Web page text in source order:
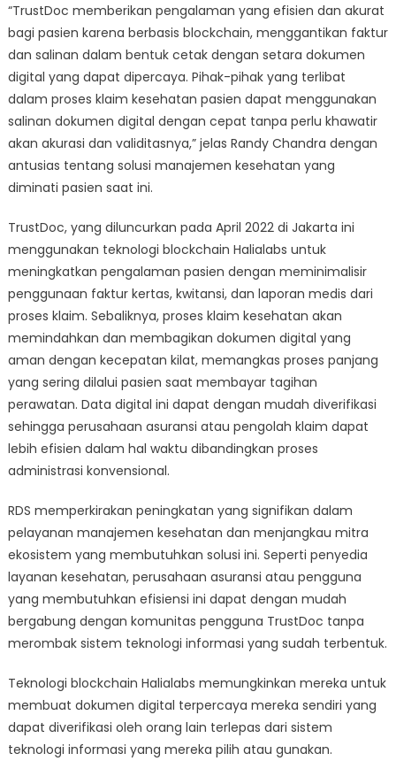
“TrustDoc memberikan pengalaman yang efisien dan akurat
bagi pasien karena berbasis blockchain, menggantikan faktur
dan salinan dalam bentuk cetak dengan setara dokumen
digital yang dapat dipercaya. Pihak-pihak yang terlibat
dalam proses klaim kesehatan pasien dapat menggunakan
salinan dokumen digital dengan cepat tanpa perlu khawatir
akan akurasi dan validitasnya,” jelas Randy Chandra dengan
antusias tentang solusi manajemen kesehatan yang
diminati pasien saat ini.
TrustDoc, yang diluncurkan pada April 2022 di Jakarta ini
menggunakan teknologi blockchain Halialabs untuk
meningkatkan pengalaman pasien dengan meminimalisir
penggunaan faktur kertas, kwitansi, dan laporan medis dari
proses klaim. Sebaliknya, proses klaim kesehatan akan
memindahkan dan membagikan dokumen digital yang
aman dengan kecepatan kilat, memangkas proses panjang
yang sering dilalui pasien saat membayar tagihan
perawatan. Data digital ini dapat dengan mudah diverifikasi
sehingga perusahaan asuransi atau pengolah klaim dapat
lebih efisien dalam hal waktu dibandingkan proses
administrasi konvensional.
RDS memperkirakan peningkatan yang signifikan dalam
pelayanan manajemen kesehatan dan menjangkau mitra
ekosistem yang membutuhkan solusi ini. Seperti penyedia
layanan kesehatan, perusahaan asuransi atau pengguna
yang membutuhkan efisiensi ini dapat dengan mudah
bergabung dengan komunitas pengguna TrustDoc tanpa
merombak sistem teknologi informasi yang sudah terbentuk.
Teknologi blockchain Halialabs memungkinkan mereka untuk
membuat dokumen digital terpercaya mereka sendiri yang
dapat diverifikasi oleh orang lain terlepas dari sistem
teknologi informasi yang mereka pilih atau gunakan.